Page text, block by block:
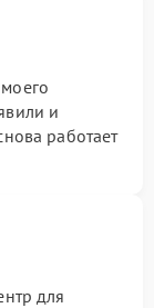
и
работает
для